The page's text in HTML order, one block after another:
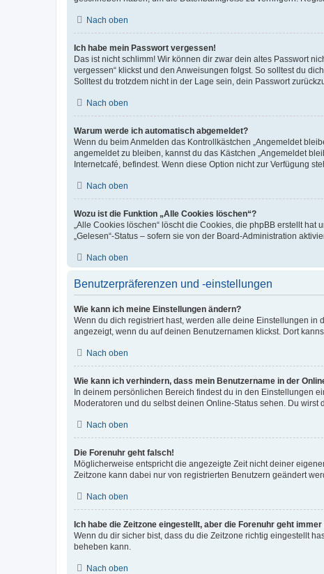
Nach oben
Ich habe mein Passwort vergessen!
Das ist nicht schlimm! Wir können dir zwar dein altes Passwort
vergessen“ klickst und den Anweisungen folgst. So solltest du
Solltest du trotzdem nicht in der Lage sein, dein Passwort
Nach oben
Warum werde ich automatisch abgemeldet?
Wenn du beim Anmelden das Kontrollkästchen „Angemeldet
angemeldet zu bleiben, kannst du das Kästchen „Angemeldet
Internetcafé, befindest. Wenn diese Option nicht zur Verfügung
Nach oben
Wozu ist die Funktion „Alle Cookies löschen“?
„Alle Cookies löschen“ löscht die Cookies, die phpBB erstellt
„Gelesen“-Status – sofern sie von der Board-Administration
Nach oben
Benutzerpräferenzen und -einstellungen
Wie kann ich meine Einstellungen ändern?
Wenn du dich registriert hast, werden alle deine Einstellungen in
angezeigt, wenn du auf deinen Benutzernamen klickst. Dort
Nach oben
Wie kann ich verhindern, dass mein Benutzername in der
In deinem persönlichen Bereich findest du in den Einstellungen
Moderatoren und du selbst deinen Online-Status sehen. Du wirst
Nach oben
Die Forenuhr geht falsch!
Möglicherweise entspricht die angezeigte Zeit nicht deiner
Zeitzone kann dabei nur von registrierten Benutzern geändert
Nach oben
Ich habe die Zeitzone eingestellt, aber die Forenuhr geht
Wenn du dir sicher bist, dass du die Zeitzone richtig eingestellt
beheben kann.
Nach oben